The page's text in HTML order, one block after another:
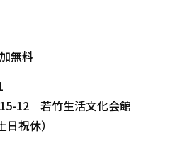
無料
若竹生活文化会館
祝休）